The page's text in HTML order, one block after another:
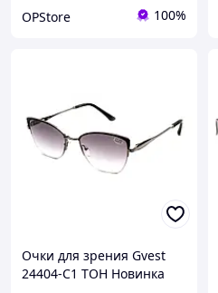
OPStore 100%
Очки для зрения Gvest
24404-C1 ТОН Новинка